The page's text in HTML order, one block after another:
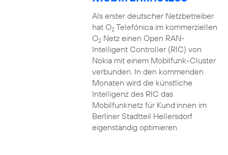
Als erster deutscher Netzbetreiber
hat O2Telefónica im kommerziellen
O2Netz einen Open RAN-
Intelligent Controller (RIC) von
Nokia mit einem Mobilfunk-Cluster
verbunden. In den kommenden
Monaten wird die künstliche
Intelligenz des RIC das
Mobilfunknetz für Kund:innen im
Berliner Stadtteil Hellersdorf
eigenständig optimieren.